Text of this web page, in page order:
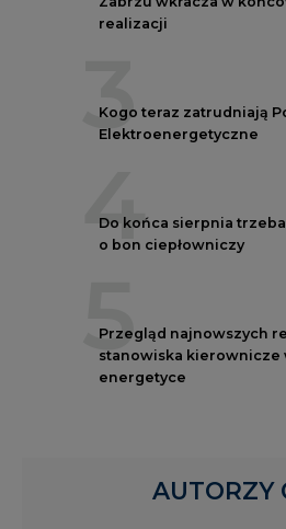
realizacji
3
Kogo teraz zatrudniają
Elektroenergetyczne
4
Do końca sierpnia
o bon ciepłowniczy
5
Przegląd najnowszych
stanowiska kierownicze
energetyce
AUTORZY